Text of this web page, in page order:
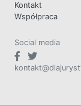
Kontakt
Współpraca
Social media